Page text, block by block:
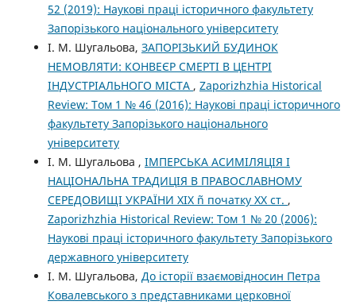
52 (2019): Наукові праці історичного факультету
Запорізького національного університету
І. М. Шугальова, ЗАПОРІЗЬКИЙ БУДИНОК
НЕМОВЛЯТИ: КОНВЕЄР СМЕРТІ В ЦЕНТРІ
ІНДУСТРІАЛЬНОГО МІСТА , Zaporizhzhia Historical
Review: Том 1 № 46 (2016): Наукові праці історичного
факультету Запорізького національного
університету
І. М. Шугальова , ІМПЕРСЬКА АСИМІЛЯЦІЯ І
НАЦІОНАЛЬНА ТРАДИЦІЯ В ПРАВОСЛАВНОМУ
СЕРЕДОВИЩІ УКРАЇНИ ХІХ ñ початку ХХ ст. ,
Zaporizhzhia Historical Review: Том 1 № 20 (2006):
Наукові праці історичного факультету Запорізького
державного університету
І. М. Шугальова, До історії взаємовідносин Петра
Ковалевського з представниками церковної